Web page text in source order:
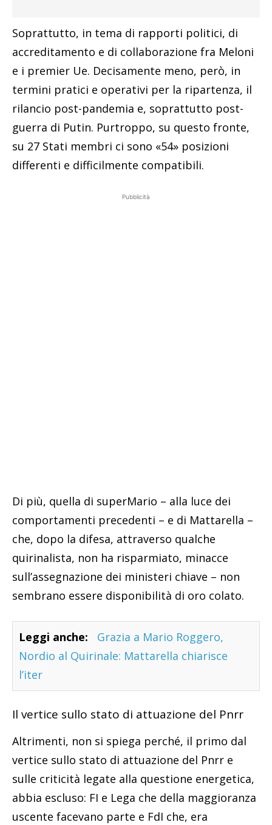
Soprattutto, in tema di rapporti politici, di
accreditamento e di collaborazione fra Meloni
e i premier Ue. Decisamente meno, però, in
termini pratici e operativi per la ripartenza, il
rilancio post-pandemia e, soprattutto post-
guerra di Putin. Purtroppo, su questo fronte,
su 27 Stati membri ci sono «54» posizioni
differenti e difficilmente compatibili.
Pubblicità
Di più, quella di superMario – alla luce dei
comportamenti precedenti – e di Mattarella –
che, dopo la difesa, attraverso qualche
quirinalista, non ha risparmiato, minacce
sull’assegnazione dei ministeri chiave – non
sembrano essere disponibilità di oro colato.
Leggi anche:
Grazia a Mario Roggero,
Nordio al Quirinale: Mattarella chiarisce
l’iter
Il vertice sullo stato di attuazione del Pnrr
Altrimenti, non si spiega perché, il primo dal
vertice sullo stato di attuazione del Pnrr e
sulle criticità legate alla questione energetica,
abbia escluso: FI e Lega che della maggioranza
uscente facevano parte e FdI che, era